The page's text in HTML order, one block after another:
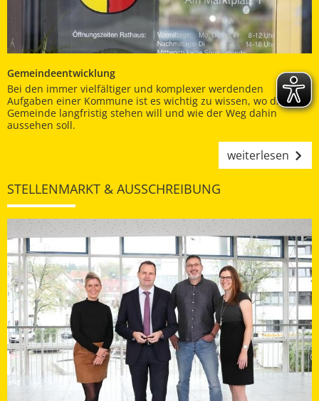
Gemeindeentwicklung
Bei den immer vielfältiger und komplexer werdenden
Aufgaben einer Kommune ist es wichtig zu wissen, wo die
Gemeinde langfristig stehen will und wie der Weg dahin
aussehen soll.
weiterlesen
STELLENMARKT & AUSSCHREIBUNG